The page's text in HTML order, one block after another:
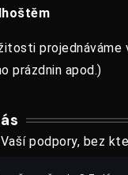
projednáváme
prázdnin apod.)
podpory, bez